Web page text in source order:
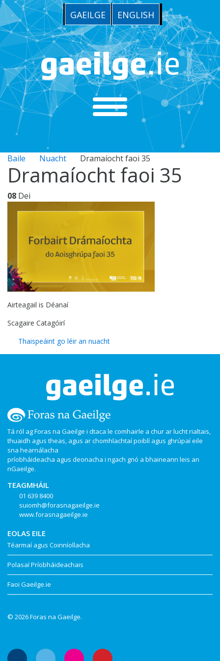
GAEILGE ENGLISH
Baile Nuacht Dramaíocht faoi 35
Dramaíocht faoi 35
08 Dei
Airteagail is Déanaí
Scagaire Catagóirí
Thaispeáint go léir an nuacht
Tá ról ag Foras na Gaeilge i dtaca le comhairle a chur ar lucht rialtais,
thuaidh agus theas, agus ar chomhlachtaí poiblí agus ghrúpaí eile
sna hearnálacha
príobháideacha agus deonacha i ngach gnó a bhaineann leis an
nGaeilge.
TEAGMHÁIL
01 639 8400
suiomh@forasnagaeilge.ie
www.forasnagaeilge.ie
EOLAS EILE
Téarmaí agus Coinníollacha
Polasaí Príobháideachais
Faoi Gaeilge.ie
© 2026 Foras na Gaeilge.